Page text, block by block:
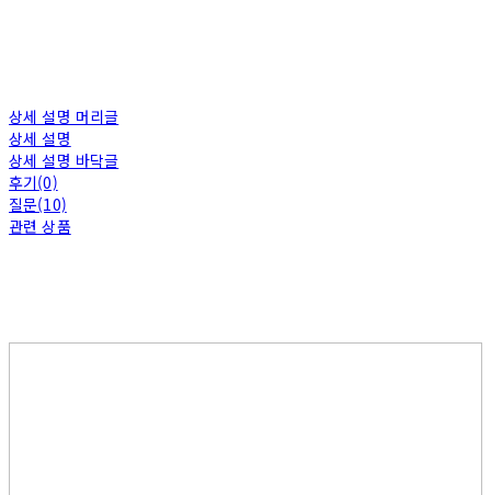
상세 설명 머리글
상세 설명
상세 설명 바닥글
후기(0)
질문(10)
관련 상품